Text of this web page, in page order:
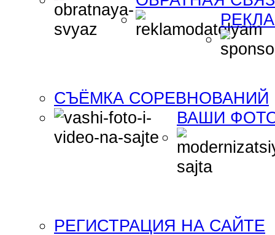
СЪЁМКА СОРЕВНОВАНИЙ
ВАШИ
РЕГИСТРАЦИЯ НА САЙТЕ